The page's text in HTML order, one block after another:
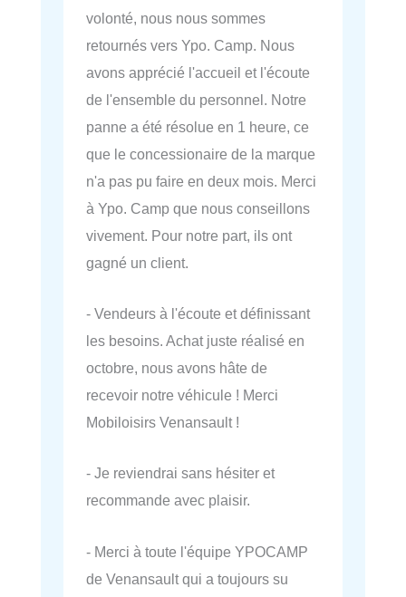
volonté, nous nous sommes
retournés vers Ypo. Camp. Nous
avons apprécié l'accueil et l'écoute
de l'ensemble du personnel. Notre
panne a été résolue en 1 heure, ce
que le concessionaire de la marque
n'a pas pu faire en deux mois. Merci
à Ypo. Camp que nous conseillons
vivement. Pour notre part, ils ont
gagné un client.
- Vendeurs à l'écoute et définissant
les besoins. Achat juste réalisé en
octobre, nous avons hâte de
recevoir notre véhicule ! Merci
Mobiloisirs Venansault !
- Je reviendrai sans hésiter et
recommande avec plaisir.
- Merci à toute l'équipe YPOCAMP
de Venansault qui a toujours su